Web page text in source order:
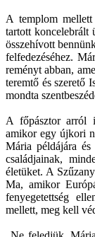
A templom mellett
tartott koncelebrált
összehívott
felfedezéséhez.
reményt abban,
teremtő és szerető
mondta
A főpásztor arról
amikor egy újkori
Mária példájára
családjainak,
életüket. A
Ma, amikor
fenyegetettség
mellett, meg kell